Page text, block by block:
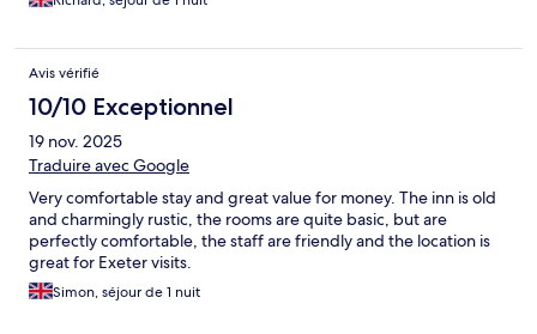
Avis vérifié
10/10 Exceptionnel
19 nov. 2025
Traduire avec Google
Very comfortable stay and great value for money. The inn is old
and charmingly rustic, the rooms are quite basic, but are
perfectly comfortable, the staff are friendly and the location is
great for Exeter visits.
Simon, séjour de 1 nuit